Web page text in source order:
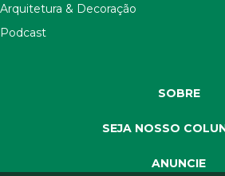
Arquitetura & Decoração
Podcast
SOBRE
SEJA NOSSO
ANUNCIE